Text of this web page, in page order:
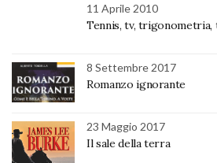
11 Aprile 2010
Tennis, tv, trigonometria,
8 Settembre 2017
Romanzo ignorante
23 Maggio 2017
Il sale della terra